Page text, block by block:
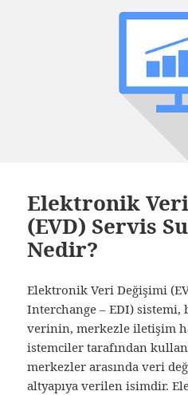
Elektronik
(EVD) Servis
Nedir?
Elektronik Veri Değişimi
Interchange – EDI)
verinin, merkezle iletişim
istemciler tarafından
merkezler arasında veri
altyapıya verilen isimdir.